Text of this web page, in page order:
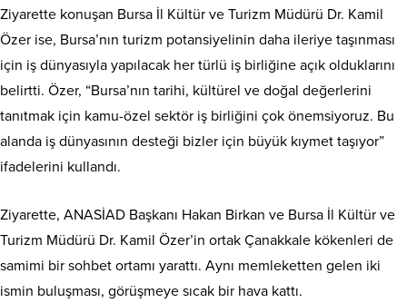
Ziyarette konuşan Bursa İl Kültür ve Turizm Müdürü Dr. Kamil
Özer ise, Bursa’nın turizm potansiyelinin daha ileriye taşınması
için iş dünyasıyla yapılacak her türlü iş birliğine açık olduklarını
belirtti. Özer, “Bursa’nın tarihi, kültürel ve doğal değerlerini
tanıtmak için kamu-özel sektör iş birliğini çok önemsiyoruz. Bu
alanda iş dünyasının desteği bizler için büyük kıymet taşıyor”
ifadelerini kullandı.
Ziyarette, ANASİAD Başkanı Hakan Birkan ve Bursa İl Kültür ve
Turizm Müdürü Dr. Kamil Özer’in ortak Çanakkale kökenleri de
samimi bir sohbet ortamı yarattı. Aynı memleketten gelen iki
ismin buluşması, görüşmeye sıcak bir hava kattı.